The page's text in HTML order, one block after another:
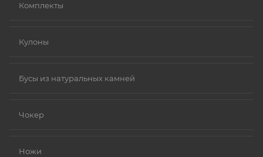
Комплекты
Кулоны
Бусы из натуральных камней
Чокер
Ножи